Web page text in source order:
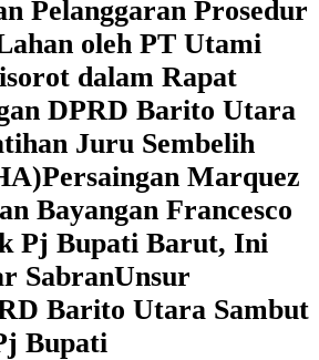
Pelanggaran Prosedur
oleh PT Utami
dalam Rapat
DPRD Barito Utara
Juru Sembelih
Persaingan Marquez
Bayangan Francesco
Pj Bupati Barut, Ini
SabranUnsur
Barito Utara Sambut
Bupati